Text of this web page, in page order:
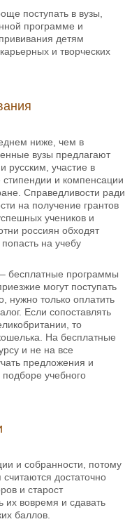
поступать в вузы,
программе и
детям
и творческих
ниже, чем в
вузы предлагают
русским, участие в
и компенсации
Справедливости ради
на получение грантов
учеников и
россиян обходят
на учебу
бесплатные программы
могут поступать
нужно только оплатить
Если сопоставлять
то
На бесплатные
и не на все
предложения и
подборе учебного
и собранности, потому
достаточно
и старост
их вовремя и сдавать
баллов.